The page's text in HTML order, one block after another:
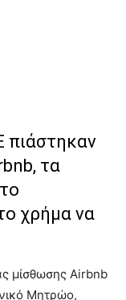
πιάστηκαν
τα
χρήμα να
μίσθωσης Airbnb
Μητρώο,